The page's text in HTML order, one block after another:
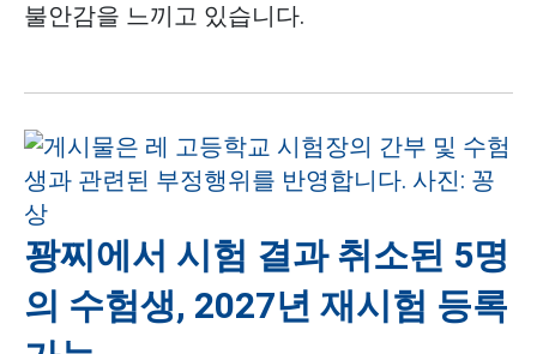
불안감을 느끼고 있습니다.
꽝찌에서 시험 결과 취소된 5명
의 수험생, 2027년 재시험 등록